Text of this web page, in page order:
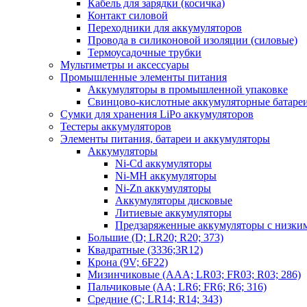
Кабель для зарядки (косичка)
Контакт силовой
Переходники для аккумуляторов
Провода в силиконовой изоляции (силовые)
Термоусадочные трубки
Мультиметры и аксессуары
Промышленные элементы питания
Аккумуляторы в промышленной упаковке
Свинцово-кислотные аккумуляторные
Сумки для хранения LiPo аккумуляторов
Тестеры аккумуляторов
Элементы питания, батареи и аккумуляторы
Аккумуляторы
Ni-Cd аккумуляторы
Ni-MH аккумуляторы
Ni-Zn аккумуляторы
Аккумуляторы дисковые
Литиевые аккумуляторы
Предзаряженные аккумуляторы с
Большие (D; LR20; R20; 373)
Квадратные (3336;3R12)
Крона (9V; 6F22)
Мизинчиковые (AAA; LR03; FR03; R03; 286)
Пальчиковые (AA; LR6; FR6; R6; 316)
Средние (C; LR14; R14; 343)